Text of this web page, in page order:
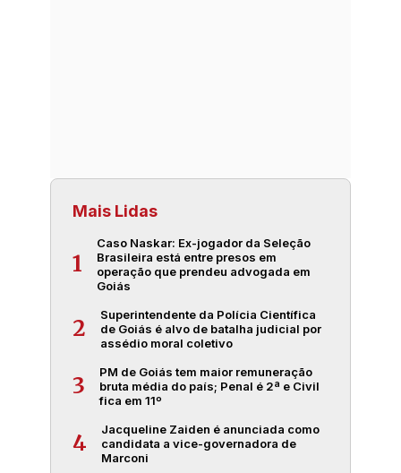
Mais Lidas
1
Caso Naskar: Ex-jogador da Seleção
Brasileira está entre presos em
operação que prendeu advogada em
Goiás
2
Superintendente da Polícia Científica
de Goiás é alvo de batalha judicial por
assédio moral coletivo
3
PM de Goiás tem maior remuneração
bruta média do país; Penal é 2ª e Civil
fica em 11º
4
Jacqueline Zaiden é anunciada como
candidata a vice-governadora de
Marconi